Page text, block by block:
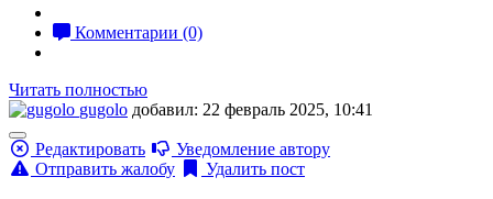
Комментарии (0)
Читать полностью
gugolo добавил: 22 февраль 2025, 10:41
Редактировать
Уведомление автору
Отправить жалобу
Удалить пост